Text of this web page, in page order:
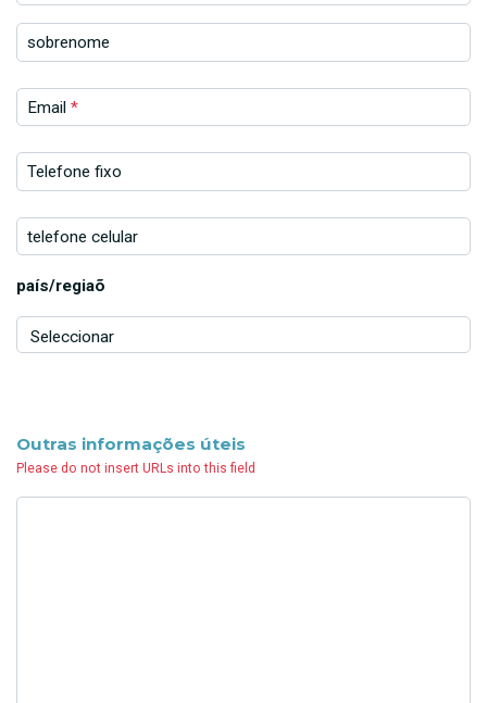
sobrenome
Email *
Telefone fixo
telefone celular
país/regiaõ
Outras informações úteis
Please do not insert URLs into this field